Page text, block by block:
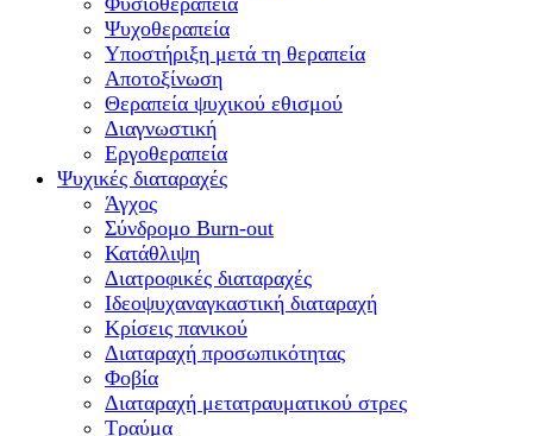
Ψυχοθεραπεία
Υποστήριξη μετά τη θεραπεία
Αποτοξίνωση
Θεραπεία ψυχικού εθισμού
Διαγνωστική
Εργοθεραπεία
Ψυχικές διαταραχές
Άγχος
Σύνδρομο Burn-out
Κατάθλιψη
Διατροφικές διαταραχές
Ιδεοψυχαναγκαστική διαταραχή
Κρίσεις πανικού
Διαταραχή προσωπικότητας
Φοβία
Διαταραχή μετατραυματικού στρες
Τραύμα